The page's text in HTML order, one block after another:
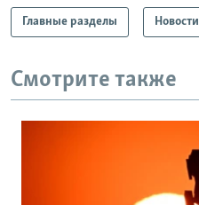
Главные разделы Новости
Смотрите также